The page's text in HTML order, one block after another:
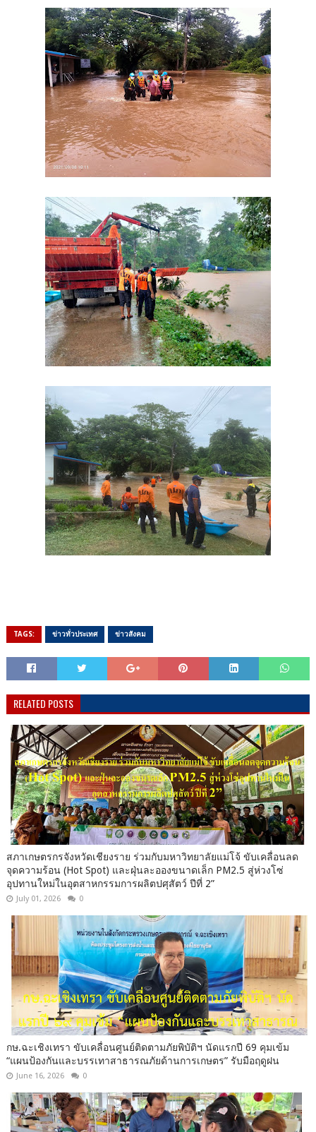
TAGS: ข่าวทั่วประเทศ ข่าวสังคม
RELATED POSTS
สภาเกษตรกรจังหวัดเชียงราย ร่วมกับมหาวิทยาลัยแม่โจ้ ขับเคลื่อนลด
จุดความร้อน (Hot Spot) และฝุ่นละอองขนาดเล็ก PM2.5 สู่ห่วงโซ่
อุปทานใหม่ในอุตสาหกรรมการผลิตปศุสัตว์ ปีที่ 2”
July 01, 2026 0
กษ.ฉะเชิงเทรา ขับเคลื่อนศูนย์ติดตามภัยพิบัติฯ นัดแรกปี 69 คุมเข้ม
“แผนป้องกันและบรรเทาสาธารณภัยด้านการเกษตร” รับมือฤดูฝน
June 16, 2026 0